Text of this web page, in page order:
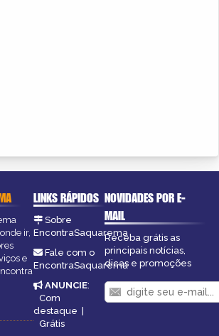
ir,
e
LINKS RÁPIDOS
Sobre
EncontraSaquarema
Fale com o
EncontraSaquarema
ANUNCIE:
Com
destaque |
Grátis
NOVIDADES POR E-
MAIL
Receba grátis as
principais notícias,
dicas e promoções